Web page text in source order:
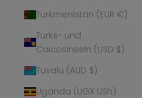
Turkmenistan (EUR €)
Turks- und
Caicosinseln (USD $)
Tuvalu (AUD $)
Uganda (UGX USh)